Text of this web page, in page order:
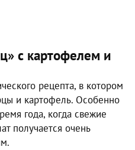
с картофелем и
рецепта, в котором
и картофель. Особенно
года, когда свежие
получается очень